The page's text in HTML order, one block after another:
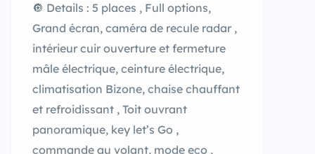
🔘 Details : 5 places , Full options,
Grand écran, caméra de recule radar ,
intérieur cuir ouverture et fermeture
mâle électrique, ceinture électrique,
climatisation Bizone, chaise chauffant
et refroidissant , Toit ouvrant
panoramique, key let’s Go ,
commande au volant, mode eco ,